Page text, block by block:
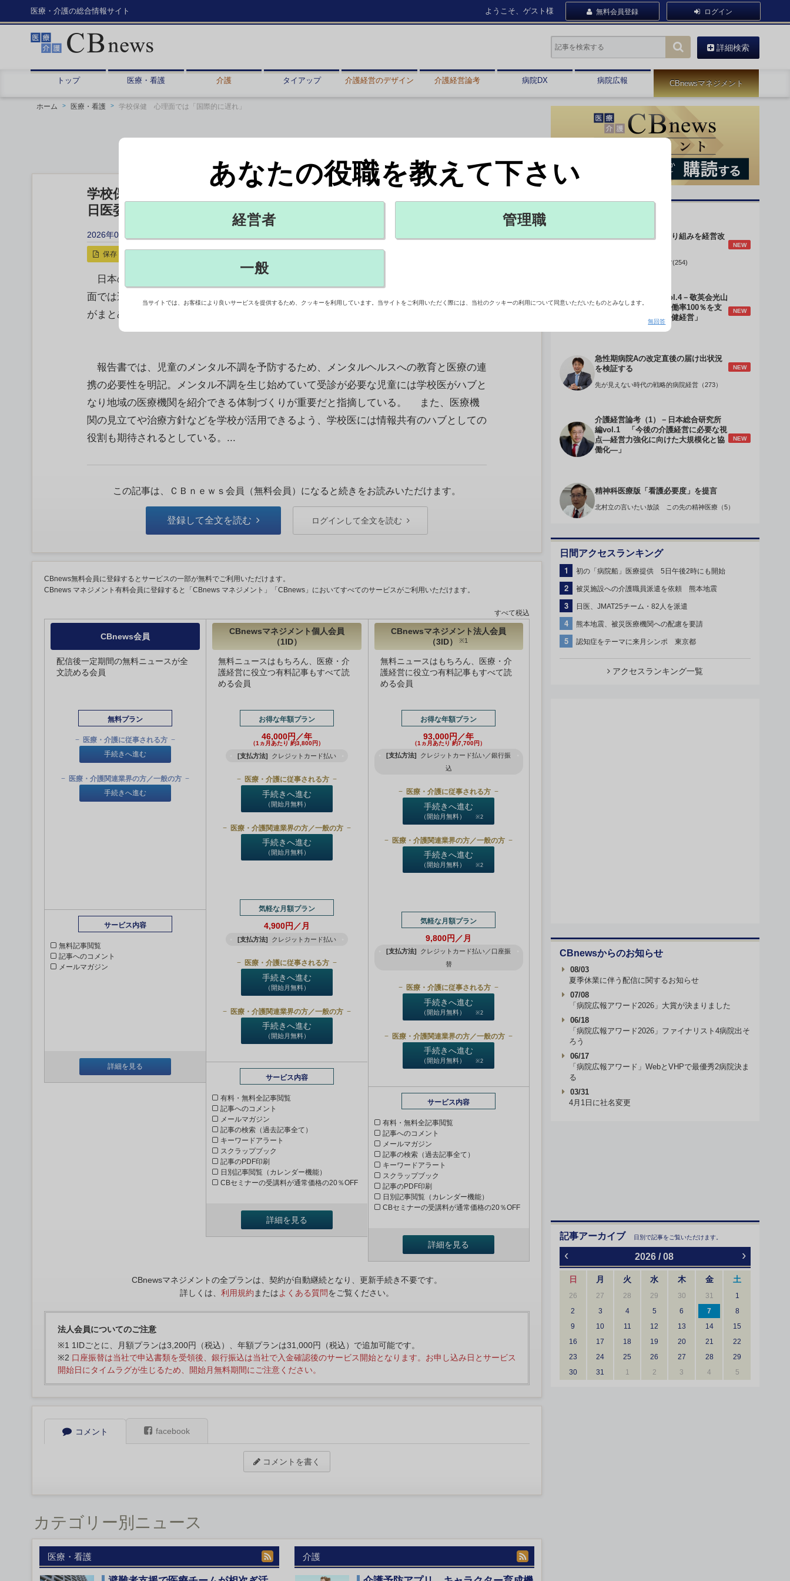
医療・介護の総合情報サイト ようこそ、ゲスト様 無料会員登録 ログイン
詳細検索
トップ 医療・看護 介護 タイアップ 介護経営のデザイン 介護経営論考 病院DX 病院広報 CBnewsマネジメント
ホーム 医療・看護 学校保健 心理面では「国際的に遅れ」
学校保健 心理面では「国際的に遅れ」
日医委員会 財政支援・体制づくりを要望
2026年05月21日 13:40
保存
日本の学校保健は身体面では国際的に高い水準にあるが、メンタルヘルスといった心理
面では遅れており、財政支援や体制づくりが必要だとする報告書を、日本医師会の委員会
がまとめた。
報告書では、児童のメンタル不調を予防するため、メンタルヘルスへの教育と医療の連
携の必要性を明記。メンタル不調を生じ始めていて受診が必要な児童には学校医がハブと
なり地域の医療機関を紹介できる体制づくりが重要だと指摘している。 また、医療機
関の見立てや治療方針などを学校が活用できるよう、学校医には情報共有のハブとしての
役割も期待されるとしている。...
この記事は、ＣＢｎｅｗｓ会員（無料会員）になると続きをお読みいただけます。
登録して全文を読む ログインして全文を読む
CBnews無料会員に登録するとサービスの一部が無料でご利用いただけます。
CBnews マネジメント有料会員に登録すると「CBnews マネジメント」「CBnews」においてすべてのサービスがご利用いただけます。
すべて税込
CBnews会員
配信後一定期間の無料ニュースが全
文読める会員
無料プラン
医療・介護に従事される方
手続きへ進む
医療・介護関連業界の方／一般の方
手続きへ進む
サービス内容
無料記事閲覧
記事へのコメント
メールマガジン
詳細を見る
CBnewsマネジメント個人会員
（1ID）
無料ニュースはもちろん、医療・介
護経営に役立つ有料記事もすべて読
める会員
お得な年額プラン
46,000円／年
（1ヵ月あたり 約3,800円）
[支払方法] クレジットカード払い
医療・介護に従事される方
手続きへ進む
（開始月無料）
医療・介護関連業界の方／一般の方
手続きへ進む
（開始月無料）
気軽な月額プラン
4,900円／月
[支払方法] クレジットカード払い
医療・介護に従事される方
手続きへ進む
（開始月無料）
医療・介護関連業界の方／一般の方
手続きへ進む
（開始月無料）
サービス内容
有料・無料全記事閲覧
記事へのコメント
メールマガジン
記事の検索（過去記事全て）
キーワードアラート
スクラップブック
記事のPDF印刷
日別記事閲覧（カレンダー機能）
CBセミナーの受講料が通常価格の20％OFF
詳細を見る
CBnewsマネジメント法人会員
（3ID）
※1
無料ニュースはもちろん、医療・介
護経営に役立つ有料記事もすべて読
める会員
お得な年額プラン
93,000円／年
（1ヵ月あたり 約7,700円）
[支払方法]
クレジットカード払い／銀行振
込
医療・介護に従事される方
手続きへ進む
（開始月無料） ※2
医療・介護関連業界の方／一般の方
手続きへ進む
（開始月無料） ※2
気軽な月額プラン
9,800円／月
[支払方法]
クレジットカード払い／口座振
替
医療・介護に従事される方
手続きへ進む
（開始月無料） ※2
医療・介護関連業界の方／一般の方
手続きへ進む
（開始月無料） ※2
サービス内容
有料・無料全記事閲覧
記事へのコメント
メールマガジン
記事の検索（過去記事全て）
キーワードアラート
スクラップブック
記事のPDF印刷
日別記事閲覧（カレンダー機能）
CBセミナーの受講料が通常価格の20％OFF
詳細を見る
CBnewsマネジメントの全プランは、契約が自動継続となり、更新手続き不要です。
詳しくは、 利用規約 またはよくある質問をご覧ください。
法人会員についてのご注意
※1 1IDごとに、月額プランは3,200円（税込）、年額プランは31,000円（税込）で追加可能です。
※2 口座振替は当社で申込書類を受領後、銀行振込は当社で入金確認後のサービス開始となります。お申し込み日とサービス
開始日にタイムラグが生じるため、開始月無料期間にご注意ください。
コメント facebook
コメントを書く
カテゴリー別ニュース
医療・看護 介護
身体的拘束最小化の取り組みを経営改
NEW
データで読み解く病院経営(254)
介護経営のデザインVol.4－敬英会光山
誠理事長 「驚異の稼働率100％を支
える『顧客目線』の老健経営」
NEW
急性期病院Aの改定直後の届け出状況
を検証する
NEW
先が見えない時代の戦略的病院経営（273）
介護経営論考（1）－日本総合研究所
編vol.1 「今後の介護経営に必要な視
点―経営力強化に向けた大規模化と協
働化―」
NEW
精神科医療版「看護必要度」を提言
北村立の言いたい放談 この先の精神医療（5）
日間アクセスランキング
1 初の「病院船」医療提供 5日午後2時にも開始
2 被災施設への介護職員派遣を依頼 熊本地震
3 日医、JMAT25チーム・82人を派遣
4 熊本地震、被災医療機関への配慮を要請
5 認知症をテーマに来月シンポ 東京都
アクセスランキング一覧
CBnewsからのお知らせ
08/03
夏季休業に伴う配信に関するお知らせ
07/08
「病院広報アワード2026」大賞が決まりました
06/18
「病院広報アワード2026」ファイナリスト4病院出そ
ろう
06/17
「病院広報アワード」WebとVHPで最優秀2病院決ま
る
03/31
4月1日に社名変更
記事アーカイブ 日別で記事をご覧いただけます。
‹ 2026 / 08 ›
日 月 火 水 木 金 土
26 27 28 29 30 31
1
2
3 4 5 6 7
8
9
10 11 12 13 14
15
16
17 18 19 20 21
22
23
24 25 26 27 28
29
30
31 1 2 3 4 5
あなたの役職を教えて下さい
経営者 管理職
一般
当サイトでは、お客様により良いサービスを提供するため、クッキーを利用しています。当サイトをご利用いただく際には、当社のクッキーの利用について同意いただいたものとみなします。
無回答